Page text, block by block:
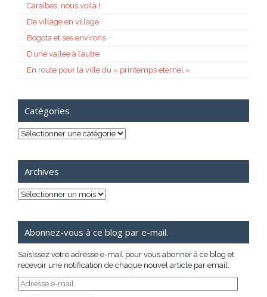
Caraïbes, nous voilà !
De village en village
Bogota et ses environs
D’une vallée à l’autre
En route pour la ville du « printemps éternel »
Catégories
Catégories
Archives
Archives
Abonnez-vous à ce blog par e-mail.
Saisissez votre adresse e-mail pour vous abonner à ce blog et
recevoir une notification de chaque nouvel article par email.
Adresse
e-